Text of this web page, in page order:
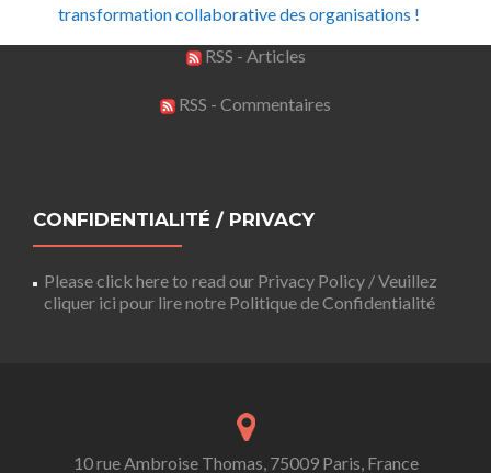
transformation collaborative des organisations !
RSS - Articles
RSS - Commentaires
CONFIDENTIALITÉ / PRIVACY
Please click here to read our Privacy Policy / Veuillez
cliquer ici pour lire notre Politique de Confidentialité
10 rue Ambroise Thomas, 75009 Paris, France